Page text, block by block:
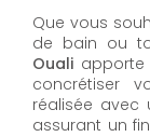
Que vous
de bain ou
Ouali apporte
concrétiser
réalisée avec
assurant un